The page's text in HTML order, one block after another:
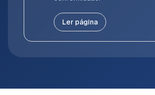
Ler página